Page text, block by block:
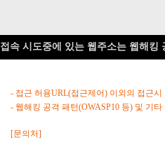
접속 시도중에 있는 웹주소는 웹해킹
- 접근 허용URL(접근제어) 이외의 접근시
- 웹해킹 공격 패턴(OWASP10 등) 및 기
[문의처]